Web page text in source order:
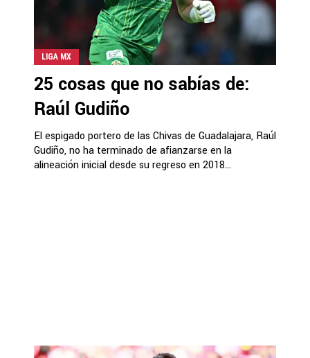
LIGA MX
25 cosas que no sabías de:
Raúl Gudiño
El espigado portero de las Chivas de Guadalajara, Raúl
Gudiño, no ha terminado de afianzarse en la
alineación inicial desde su regreso en 2018...